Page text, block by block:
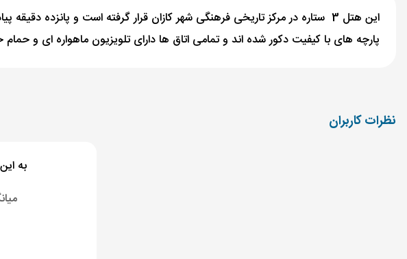
پارچه های با کیفیت دکور شده اند و تمامی اتاق ها دارای تلویزیون ماهواره ای و
نظرات کاربران
به